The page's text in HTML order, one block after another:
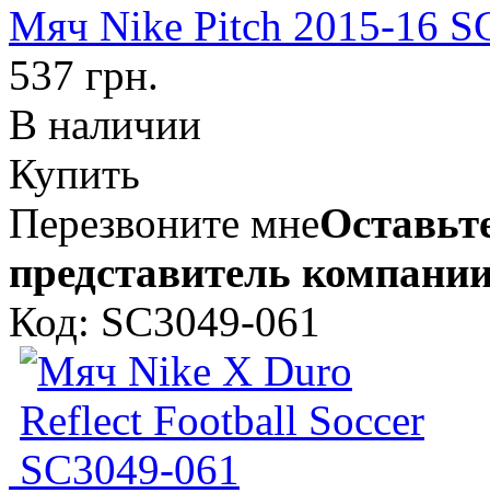
Мяч Nike Pitch 2015-16
537 грн.
В наличии
Купить
Перезвоните мне
представитель
Код: SC3049-061